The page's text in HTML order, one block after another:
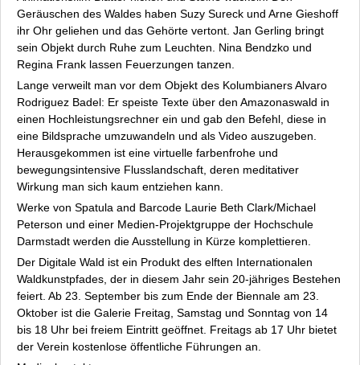
Geräuschen des Waldes haben Suzy Sureck und Arne Gieshoff
ihr Ohr geliehen und das Gehörte vertont. Jan Gerling bringt
sein Objekt durch Ruhe zum Leuchten. Nina Bendzko und
Regina Frank lassen Feuerzungen tanzen.
Lange verweilt man vor dem Objekt des Kolumbianers Alvaro
Rodriguez Badel: Er speiste Texte über den Amazonaswald in
einen Hochleistungsrechner ein und gab den Befehl, diese in
eine Bildsprache umzuwandeln und als Video auszugeben.
Herausgekommen ist eine virtuelle farbenfrohe und
bewegungsintensive Flusslandschaft, deren meditativer
Wirkung man sich kaum entziehen kann.
Werke von Spatula and Barcode Laurie Beth Clark/Michael
Peterson und einer Medien-Projektgruppe der Hochschule
Darmstadt werden die Ausstellung in Kürze komplettieren.
Der Digitale Wald ist ein Produkt des elften Internationalen
Waldkunstpfades, der in diesem Jahr sein 20-jähriges Bestehen
feiert. Ab 23. September bis zum Ende der Biennale am 23.
Oktober ist die Galerie Freitag, Samstag und Sonntag von 14
bis 18 Uhr bei freiem Eintritt geöffnet. Freitags ab 17 Uhr bietet
der Verein kostenlose öffentliche Führungen an.